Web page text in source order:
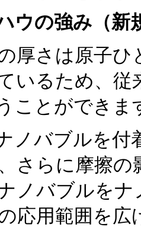
ウの強み（
厚さは原子
いるため、
ことができま
ノバブルを
さらに摩擦
ノバブルを
応用範囲を